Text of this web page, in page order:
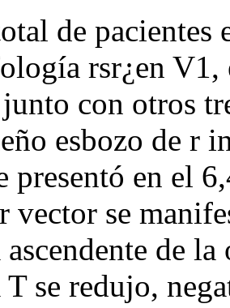
de pacientes
rsr¿en
con otros
esbozo de r
presentó en el
vector se
ascendente de
T se redujo,